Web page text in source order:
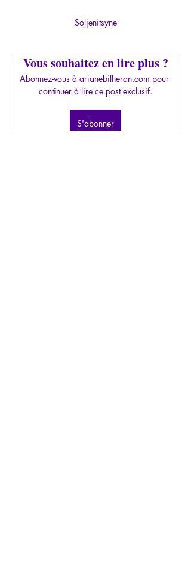
Soljenitsyne
Vous souhaitez en lire plus ?
Abonnez-vous à arianebilheran.com pour
continuer à lire ce post exclusif.
S'abonner